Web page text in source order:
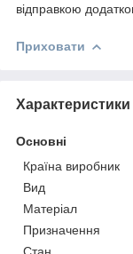
відправкою
Приховати
Характеристики
Основні
Країна виробник
Вид
Матеріал
Призначення
Стан